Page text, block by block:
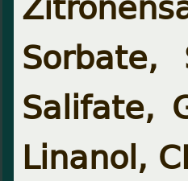
Salifate,
Linanol,